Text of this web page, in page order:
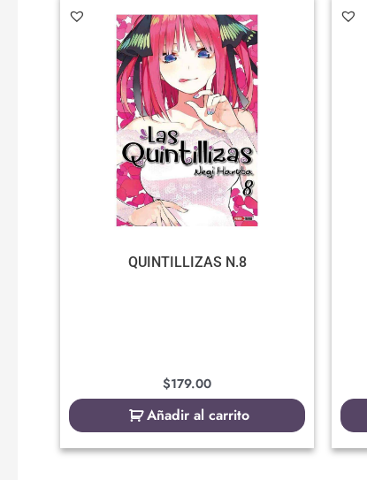
QUINTILLIZAS N.8
$179.00
Añadir al carrito